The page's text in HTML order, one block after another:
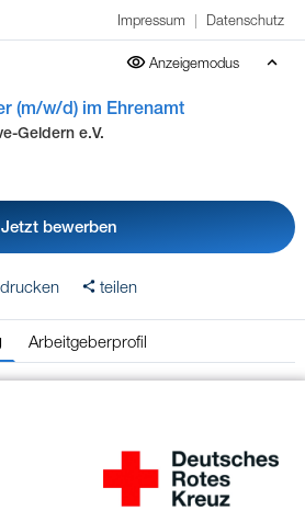
Impressum | Datenschutz
Anzeigemodus
(m/w/d) im Ehrenamt
Geldern e.V.
Jetzt bewerben
drucken teilen
Arbeitgeberprofil